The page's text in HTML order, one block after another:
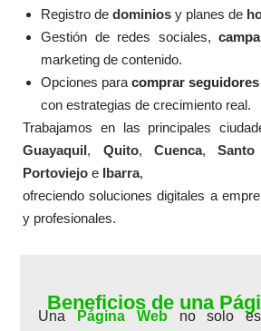
V
a
l
r
d
e
n
0
d
e
5
Registro dedominios y planes de
Gestión de redes sociales,
marketing de contenido.
Opciones paracomprar seguidores
con estrategias de crecimiento real.
Trabajamos en las principales
Guayaquil, Quito, Cuenca,
Portoviejo e Ibarra,
ofreciendo soluciones digitales a
y profesionales.
Beneficios de una
Una Página Web no solo